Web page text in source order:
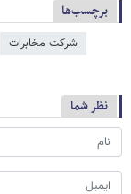
برچسب‌ها
شرکت مخابرات
نظر شما